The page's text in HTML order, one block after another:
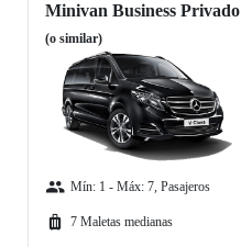
Minivan Business Privado
(o similar)
Mín: 1 - Máx: 7, Pasajeros
7 Maletas medianas